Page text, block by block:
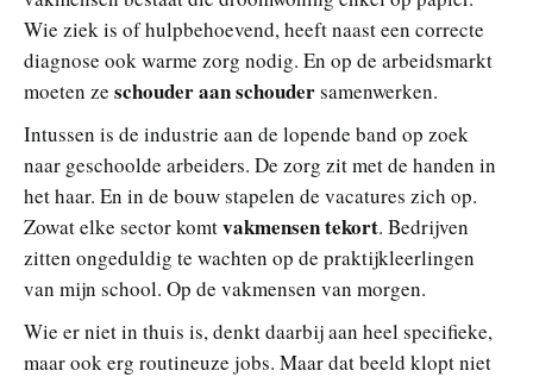
Wie ziek is of hulpbehoevend, heeft naast een correcte
diagnose ook warme zorg nodig. En op de arbeidsmarkt
moeten ze schouder aan schoudersamenwerken.
Intussen is de industrie aan de lopende band op zoek
naar geschoolde arbeiders. De zorg zit met de handen in
het haar. En in de bouw stapelen de vacatures zich op.
Zowat elke sector komtvakmensen tekort. Bedrijven
zitten ongeduldig te wachten op de praktijkleerlingen
van mijn school. Op de vakmensen van morgen.
Wie er niet in thuis is, denkt daarbij aan heel specifieke,
maar ook erg routineuze jobs. Maar dat beeld klopt niet